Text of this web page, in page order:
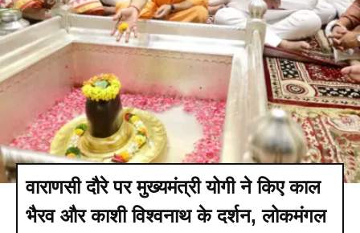
वाराणसी दौरे पर मुख्यमंत्री योगी ने किए काल
भैरव और काशी विश्वनाथ के दर्शन, लोकमंगल